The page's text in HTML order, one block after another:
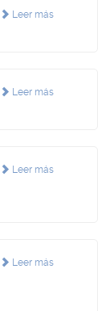
Leer más
Leer más
Leer más
Leer más